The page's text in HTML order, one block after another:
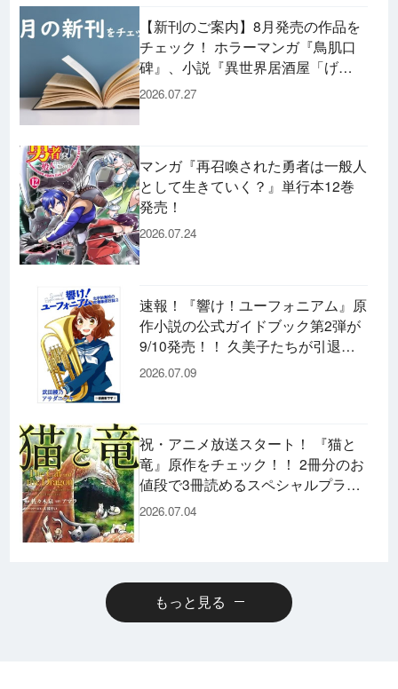
【新刊のご案内】8月発売の作品を
チェック！ ホラーマンガ『鳥肌口
碑』、小説『異世界居酒屋「げ
ん」』、文庫『カエル男 完結編』
などずらり！
2026.07.27
マンガ『再召喚された勇者は一般人
として生きていく？』単行本12巻
発売！
2026.07.24
速報！『響け！ユーフォニアム』原
作小説の公式ガイドブック第2弾が
9/10発売！！ 久美子たちが引退し
た後の書き下ろし小説など充実の内
2026.07.09
祝・アニメ放送スタート！ 『猫と
竜』原作をチェック！！ 2冊分のお
値段で3冊読めるスペシャルプライ
スパックのコミックスも発売！
2026.07.04
もっと見る